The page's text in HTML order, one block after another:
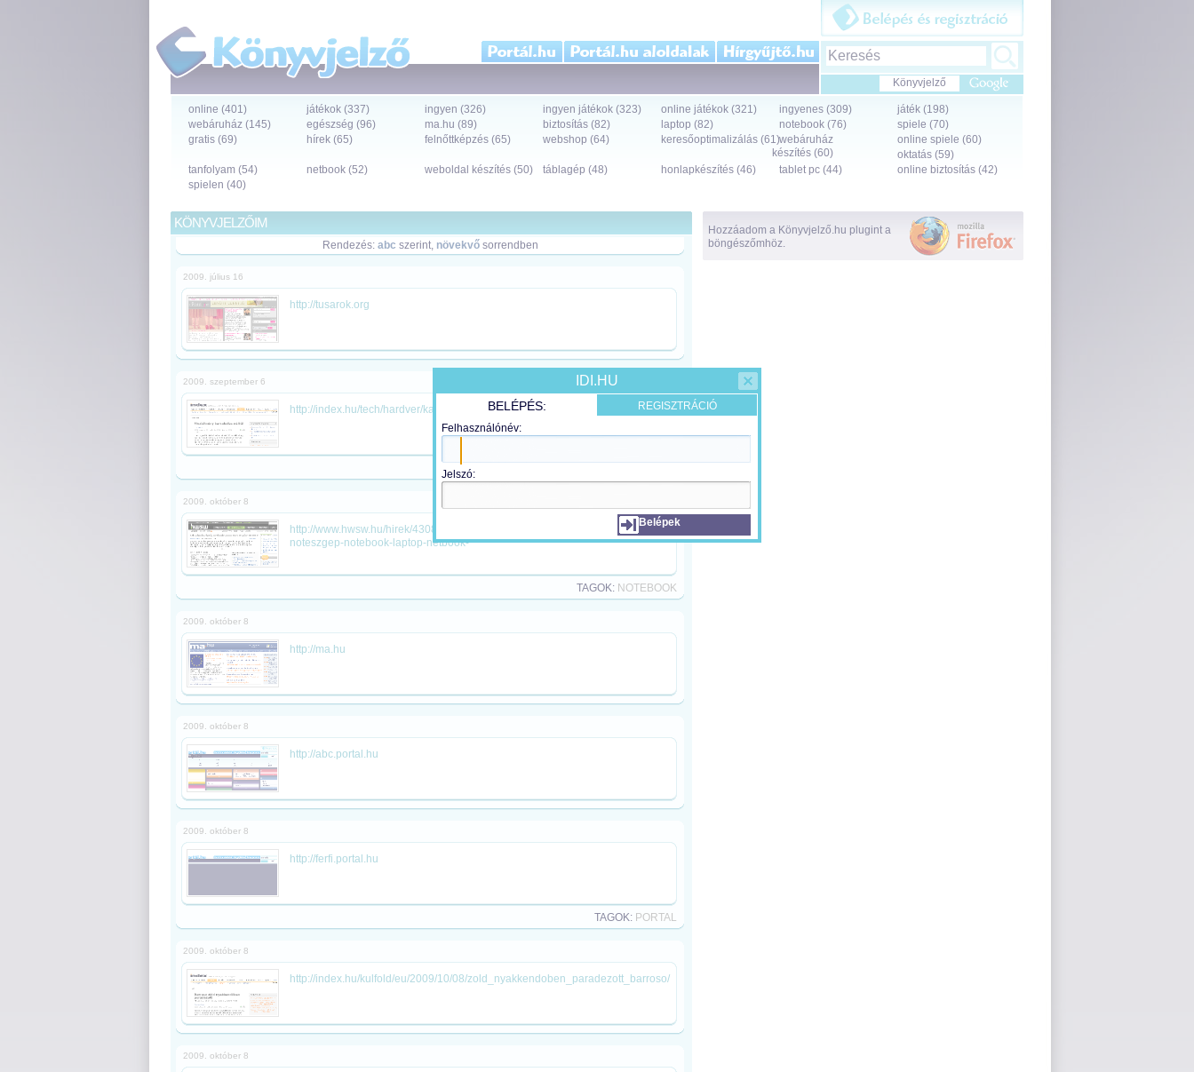
online (401) játékok (337) ingyen (326) ingyen játékok (323) online játékok (321) ingyenes (309)
játék (198)
webáruház (145)
egészség (96) ma.hu (89) biztosítás (82) laptop (82) notebook (76)
spiele (70)
gratis (69)
hírek (65) felnőttképzés (65) webshop (64) keresőoptimalizálás (61)webáruház
készítés (60)
online spiele (60)
oktatás (59)
tanfolyam (54)
netbook (52) weboldal készítés (50) táblagép (48) honlapkészítés (46) tablet pc (44)
online biztosítás (42)
spielen (40)
Könyvjelző
KÖNYVJELZŐIM
Rendezés: abc szerint, növekvősorrendben
2009. július 16
http://tusarok.org
2009. szeptember 6
http://index.hu/tech/hardver/kac081208/
2009. október 8
http://www.hwsw.hu/hirek/43083/acer-aspire-1810tz-ultrahordozhato-
noteszgep-notebook-laptop-netbook-
TAGOK: NOTEBOOK
2009. október 8
http://ma.hu
2009. október 8
http://abc.portal.hu
2009. október 8
http://ferfi.portal.hu
TAGOK: PORTAL
2009. október 8
http://index.hu/kulfold/eu/2009/10/08/zold_nyakkendoben_paradezott_barroso/
2009. október 8
Hozzáadom a Könyvjelző.hu plugint a
böngészőmhöz.
IDI.HU
BELÉPÉS:
Felhasználónév:
Jelszó:
Belépek
REGISZTRÁCIÓ